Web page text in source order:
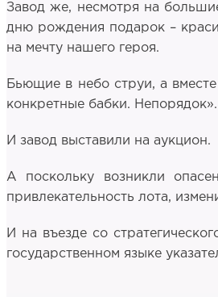
Завод же, несмотря на
дню рождения подарок –
на мечту нашего героя.
Бьющие в небо струи, а
конкретные бабки. Непорядок».
И завод выставили на аукцион.
А поскольку возникли
привлекательность лота,
И на въезде со
государственном языке